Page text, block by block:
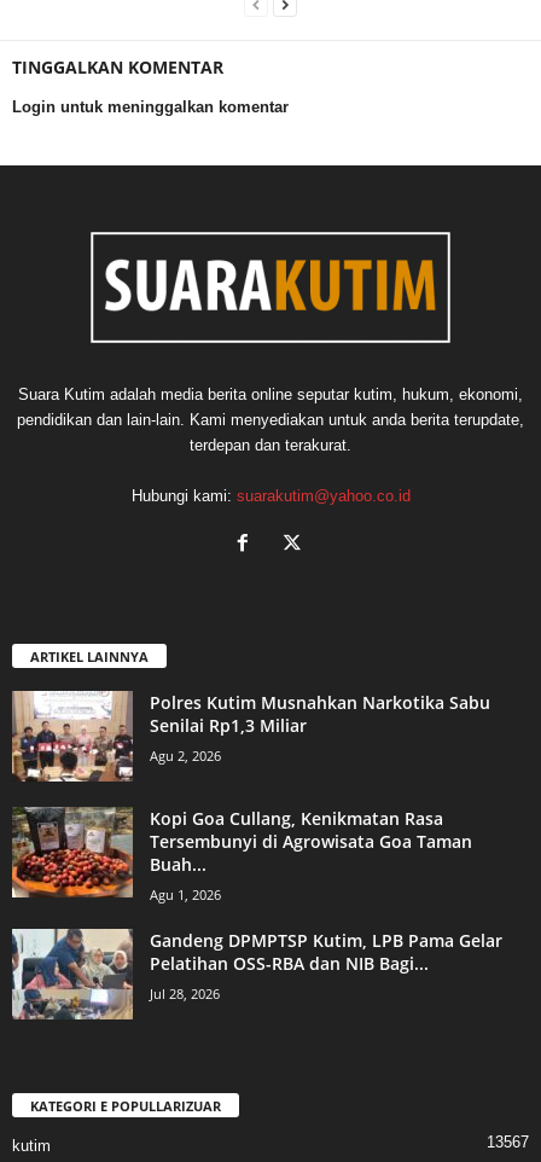
TINGGALKAN KOMENTAR
Login untuk meninggalkan komentar
Suara Kutim adalah media berita online seputar kutim, hukum, ekonomi,
pendidikan dan lain-lain. Kami menyediakan untuk anda berita terupdate,
terdepan dan terakurat.
Hubungi kami: suarakutim@yahoo.co.id
ARTIKEL LAINNYA
Polres Kutim Musnahkan Narkotika Sabu
Senilai Rp1,3 Miliar
Agu 2, 2026
Kopi Goa Cullang, Kenikmatan Rasa
Tersembunyi di Agrowisata Goa Taman
Buah...
Agu 1, 2026
Gandeng DPMPTSP Kutim, LPB Pama Gelar
Pelatihan OSS-RBA dan NIB Bagi...
Jul 28, 2026
KATEGORI E POPULLARIZUAR
kutim 13567